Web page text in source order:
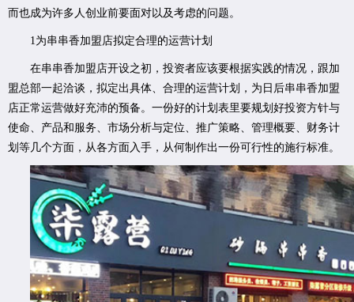
而也成为许多人创业前要面对以及考虑的问题。
1为串串香加盟店拟定合理的运营计划
在串串香加盟店开设之初，投资者应该要根据实践的情况，跟加
盟总部一起洽谈，拟定出具体、合理的运营计划，为日后串串香加盟
店正常运营做好充沛的预备。一份好的计划表里要规划好投资方针与
使命、产品和服务、市场分析与定位、推广策略、管理概要、财务计
划等几个方面，从各方面入手，从何制作出一份可行性的施行标准。